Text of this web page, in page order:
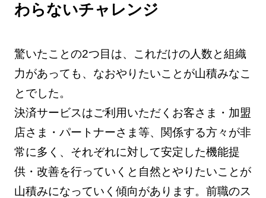
わらないチャレンジ
驚いたことの2つ目は、これだけの人数と組織
力があっても、なおやりたいことが山積みなこ
とでした。
決済サービスはご利用いただくお客さま・加盟
店さま・パートナーさま等、関係する方々が非
常に多く、それぞれに対して安定した機能提
供・改善を行っていくと自然とやりたいことが
山積みになっていく傾向があります。前職のス